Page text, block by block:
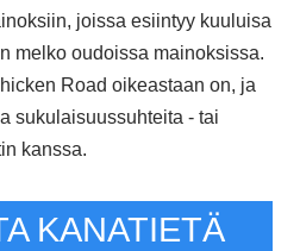
joissa esiintyy kuuluisa
melko oudoissa mainoksissa.
Road oikeastaan on, ja
sukulaisuussuhteita - tai
kanssa.
KANATIETÄ